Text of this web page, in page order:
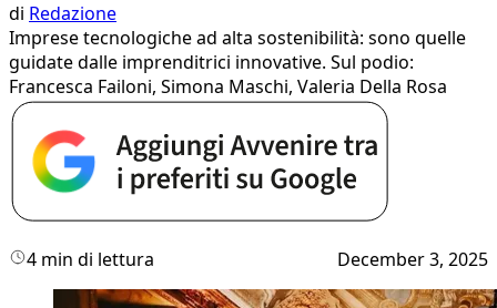
di Redazione
Imprese tecnologiche ad alta sostenibilità: sono quelle
guidate dalle imprenditrici innovative. Sul podio:
Francesca Failoni, Simona Maschi, Valeria Della Rosa
4 min di lettura December 3, 2025